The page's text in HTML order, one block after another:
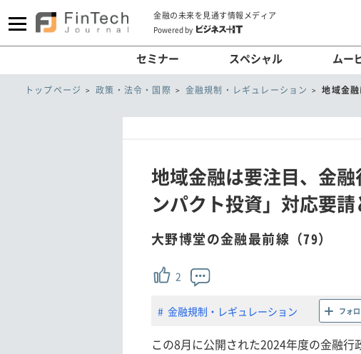
金融の未来を見通す情報メディア
Powered by
セミナー スペシャル ムー
トップページ 政策・法令・国際 金融規制・レギュレーション 地域金
地域金融は要注目、金
ンパクト投資」対応要請
大野博堂の金融最前線（79）
2
金融規制・レギュレーション フォ
この8月に公開された2024年度の金融